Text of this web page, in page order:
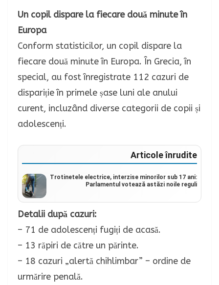
Un copil dispare la fiecare două minute în
Europa
Conform statisticilor, un copil dispare la
fiecare două minute în Europa. În Grecia, în
special, au fost înregistrate 112 cazuri de
dispariție în primele șase luni ale anului
curent, incluzând diverse categorii de copii și
adolescenți.
Articole înrudite
Trotinetele electrice, interzise minorilor sub 17 ani:
Parlamentul votează astăzi noile reguli
Detalii după cazuri:
– 71 de adolescenți fugiți de acasă.
– 13 răpiri de către un părinte.
– 18 cazuri „alertă chihlimbar” – ordine de
urmărire penală.